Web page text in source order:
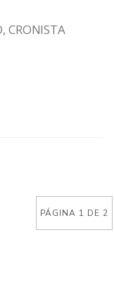
CRONISTA
(JAEN).
PÁGINA 1 DE 2